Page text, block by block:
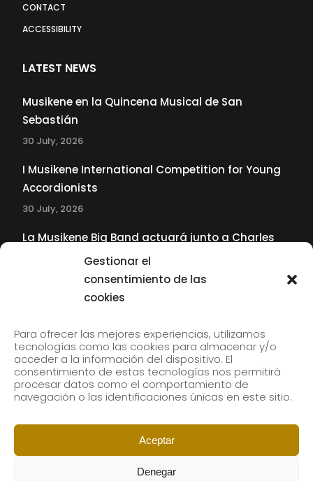
Gestionar el
consentimiento de las
cookies
Para ofrecer las mejores experiencias, utilizamos
tecnologías como las cookies para almacenar y/o
acceder a la información del dispositivo. El
consentimiento de estas tecnologías nos permitirá
procesar datos como el comportamiento de
navegación o las identificaciones únicas en este sitio.
Aceptar
Denegar
CONTACT
ACCESSIBILITY
LATEST NEWS
Musikene en la Quincena Musical de San
Sebastián
30 July, 2026
I Musikene International Competition for Young
Accordionists
30 July, 2026
La Musikene Big Band actuará junto a Charles
Tolliver en el 61 Jazzaldia
Subscribe to our newsletter to receive our news by
email.